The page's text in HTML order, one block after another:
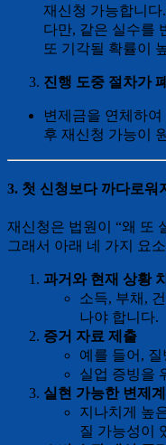
재신청 가능합니다.
다만, 같은 실수를
또 기각될 확률이
진행 도중 절차가
변제금을 연체하
후 재신청 가능이
3. 첫 신청보다 까다로워
재신청은 법원이 “왜 또
그래서 아래 네 가지 요
과거와 현재 상황
소득, 부채,
나야 합니다.
증거 자료 제출
예를 들어,
실업 증빙을
실현 가능한 변제
지나치게 높
질 가능성이